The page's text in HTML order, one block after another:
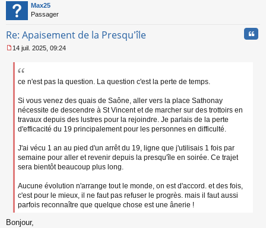
u
Max25
Passager
Re: Apaisement de la Presqu'île
e
14 juil. 2025, 09:24
ce n'est pas la question. La question c'est la perte de temps.
Si vous venez des quais de Saône, aller vers la place Sathonay
nécessite de descendre à St Vincent et de marcher sur des trottoirs en
travaux depuis des lustres pour la rejoindre. Je parlais de la perte
d'efficacité du 19 principalement pour les personnes en difficulté.
J'ai vécu 1 an au pied d'un arrêt du 19, ligne que j'utilisais 1 fois par
semaine pour aller et revenir depuis la presqu'île en soirée. Ce trajet
sera bientôt beaucoup plus long.
Aucune évolution n'arrange tout le monde, on est d'accord. et des fois,
c'est pour le mieux, il ne faut pas refuser le progrès. mais il faut aussi
parfois reconnaître que quelque chose est une ânerie !
Bonjour,